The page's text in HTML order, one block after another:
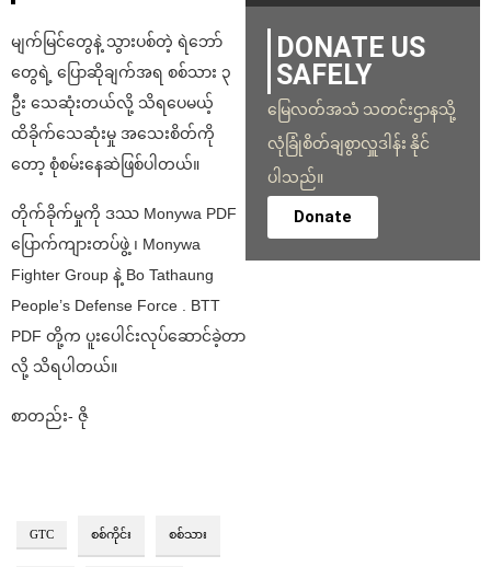
မျက်မြင်တွေနဲ့ သွားပစ်တဲ့ ရဲဘော်
တွေရဲ့ ပြောဆိုချက်အရ စစ်သား ၃
ဦး သေဆုံးတယ်လို့ သိရပေမယ့်
ထိခိုက်သေဆုံးမှု အသေးစိတ်ကို
တော့ စုံစမ်းနေဆဲဖြစ်ပါတယ်။
တိုက်ခိုက်မှုကို ဒဿ Monywa PDF
ပြောက်ကျားတပ်ဖွဲ့ ၊ Monywa
Fighter Group နဲ့ Bo Tathaung
People’s Defense Force . BTT
PDF တို့က ပူးပေါင်းလုပ်ဆောင်ခဲ့တာ
လို့ သိရပါတယ်။
စာတည်း- ဇို
GTC စစ်ကိုင်း စစ်သား
DONATE US
SAFELY
မြေလတ်အသံ သတင်းဌာနသို့
လုံခြုံစိတ်ချစွာလှူဒါန်း နိုင်
ပါသည်။
Donate